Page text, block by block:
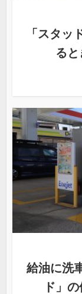
「スタッ
る
給油に洗
ド」